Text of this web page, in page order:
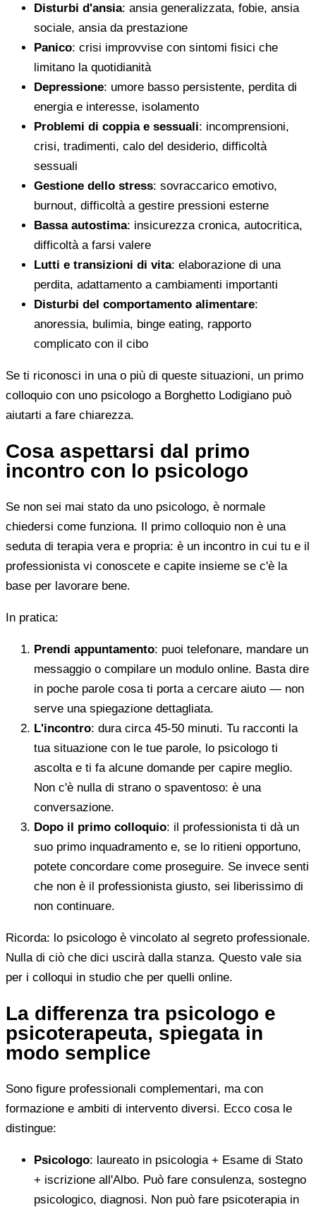
Disturbi d'ansia: ansia generalizzata, fobie, ansia
sociale, ansia da prestazione
Panico: crisi improvvise con sintomi fisici che
limitano la quotidianità
Depressione: umore basso persistente, perdita di
energia e interesse, isolamento
Problemi di coppia e sessuali: incomprensioni,
crisi, tradimenti, calo del desiderio, difficoltà
sessuali
Gestione dello stress: sovraccarico emotivo,
burnout, difficoltà a gestire pressioni esterne
Bassa autostima: insicurezza cronica, autocritica,
difficoltà a farsi valere
Lutti e transizioni di vita: elaborazione di una
perdita, adattamento a cambiamenti importanti
Disturbi del comportamento alimentare:
anoressia, bulimia, binge eating, rapporto
complicato con il cibo
Se ti riconosci in una o più di queste situazioni, un primo
colloquio con uno psicologo a Borghetto Lodigiano può
aiutarti a fare chiarezza.
Cosa aspettarsi dal primo
incontro con lo psicologo
Se non sei mai stato da uno psicologo, è normale
chiedersi come funziona. Il primo colloquio non è una
seduta di terapia vera e propria: è un incontro in cui tu e il
professionista vi conoscete e capite insieme se c'è la
base per lavorare bene.
In pratica:
Prendi appuntamento: puoi telefonare, mandare un
messaggio o compilare un modulo online. Basta dire
in poche parole cosa ti porta a cercare aiuto — non
serve una spiegazione dettagliata.
L'incontro: dura circa 45-50 minuti. Tu racconti la
tua situazione con le tue parole, lo psicologo ti
ascolta e ti fa alcune domande per capire meglio.
Non c'è nulla di strano o spaventoso: è una
conversazione.
Dopo il primo colloquio: il professionista ti dà un
suo primo inquadramento e, se lo ritieni opportuno,
potete concordare come proseguire. Se invece senti
che non è il professionista giusto, sei liberissimo di
non continuare.
Ricorda: lo psicologo è vincolato al segreto professionale.
Nulla di ciò che dici uscirà dalla stanza. Questo vale sia
per i colloqui in studio che per quelli online.
La differenza tra psicologo e
psicoterapeuta, spiegata in
modo semplice
Sono figure professionali complementari, ma con
formazione e ambiti di intervento diversi. Ecco cosa le
distingue:
Psicologo: laureato in psicologia + Esame di Stato
+ iscrizione all'Albo. Può fare consulenza, sostegno
psicologico, diagnosi. Non può fare psicoterapia in